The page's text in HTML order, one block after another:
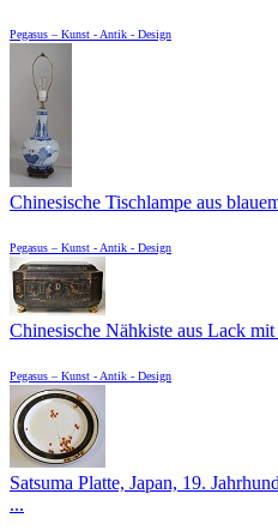
Pegasus – Kunst - Antik - Design
Chinesische Tischlampe aus
Pegasus – Kunst - Antik - Design
Chinesische Nähkiste aus Lack
Pegasus – Kunst - Antik - Design
Satsuma Platte, Japan, 19.
...